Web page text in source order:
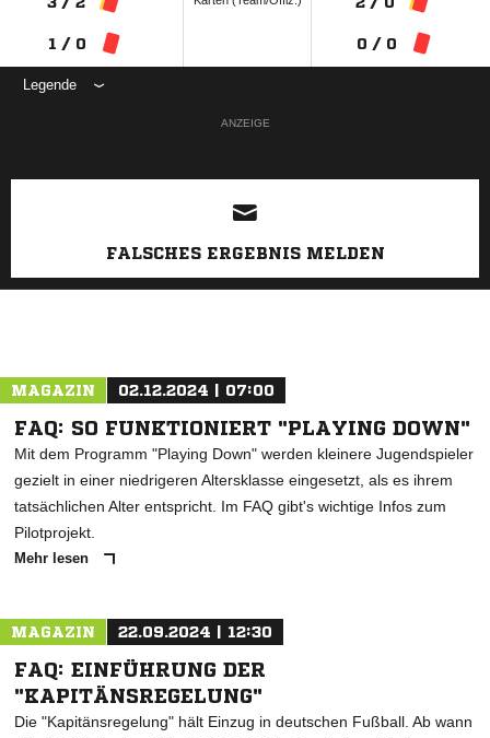
1 / 0 0 / 0
Legende
ANZEIGE
FALSCHES ERGEBNIS MELDEN
MAGAZIN 02.12.2024 | 07:00
FAQ: SO FUNKTIONIERT "PLAYING DOWN"
Mit dem Programm "Playing Down" werden kleinere Jugendspieler
gezielt in einer niedrigeren Altersklasse eingesetzt, als es ihrem
tatsächlichen Alter entspricht. Im FAQ gibt's wichtige Infos zum
Pilotprojekt.
Mehr lesen
MAGAZIN 22.09.2024 | 12:30
FAQ: EINFÜHRUNG DER
"KAPITÄNSREGELUNG"
Die "Kapitänsregelung" hält Einzug in deutschen Fußball. Ab wann